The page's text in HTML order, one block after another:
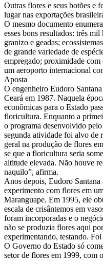
Outras flores e seus botões e
lugar nas exportações
O mesmo documento
esses bons resultados: três
granizo e geadas;
de grande variedade de
empregado; proximidade com
um aeroporto internacional
Aposta
O engenheiro Eudoro
Ceará em 1987. Naquela
econômicas para o Estado
floricultura. Enquanto a
o programa desenvolvido
segunda atividade foi alvo de
geral na produção de flores
se que a floricultura seria
altitude elevada. Não houve
naquilo”, afirma.
Anos depois, Eudoro
experimento com flores em
Maranguape. Em 1995, ele
escala de crisântemos em
foram incorporadas e o
não se produzia flores aqui
experimentando, testando.
O Governo do Estado só
setor de flores em 1999, com